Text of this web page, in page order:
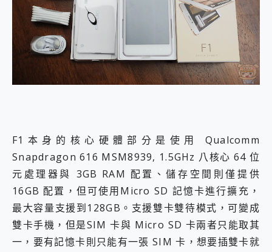
F1本身的核心硬體部分是使用 Qualcomm
Snapdragon 616 MSM8939, 1.5GHz 八核心 64 位
元處理器與 3GB RAM 配置、儲存空間則僅提供
16GB 配置，但可使用Micro SD 記憶卡進行擴充，
最大容量支援到128GB。支援雙卡雙待模式，可變成
雙卡手機，但是SIM 卡與 Micro SD 卡兩者只能取其
一，要有記憶卡則只能有一張 SIM 卡，想要插雙卡就